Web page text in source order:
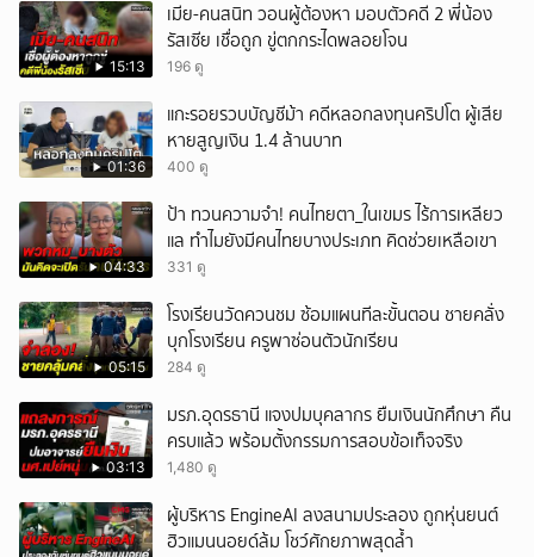
15:13
เมีย-คนสนิท วอนผู้ต้องหา มอบตัวคดี 2 พี่น้อง
รัสเซีย เชื่อถูก ขู่ตกกระไดพลอยโจน
196 ดู
01:36
แกะรอยรวบบัญชีม้า คดีหลอกลงทุนคริปโต ผู้เสีย
หายสูญเงิน 1.4 ล้านบาท
400 ดู
04:33
ป้า ทวนความจำ! คนไทยตา_ในเขมร ไร้การเหลียว
แล ทำไมยังมีคนไทยบางประเภท คิดช่วยเหลือเขา
331 ดู
05:15
โรงเรียนวัดควนชม ซ้อมแผนทีละขั้นตอน ชายคลั่ง
บุกโรงเรียน ครูพาซ่อนตัวนักเรียน
284 ดู
03:13
มรภ.อุดรธานี แจงปมบุคลากร ยืมเงินนักศึกษา คืน
ครบแล้ว พร้อมตั้งกรรมการสอบข้อเท็จจริง
1,480 ดู
ผู้บริหาร EngineAI ลงสนามประลอง ถูกหุ่นยนต์
ฮิวแมนนอยด์ล้ม โชว์ศักยภาพสุดล้ำ